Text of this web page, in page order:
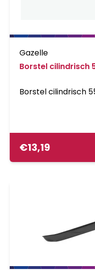
Gazelle
Borstel cilindrisch
Borstel cilindrisch
€13,19